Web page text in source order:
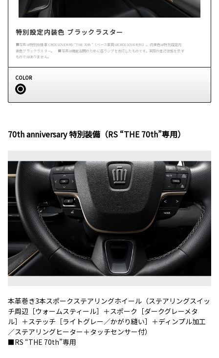
特別設定内装色 ブラックラスター
■写真は特別仕様車 CROSSOVER RS “THE 70th”（ベース車両はCROSSOVER RS）。内装色は特別設定内
装色ブラックラスター。 ■写真は機能説明のために各ランプを点灯したものです。実際の走行状態を示す
ものではありません。
COLOR
70th anniversary 特別装備（RS “THE 70th”専用）
本革巻き3本スポークステアリングホイール（ステアリングスイッ
チ周辺［ウォームスティール］＋スポーク［ダークグレーメタ
ル］＋ステッチ［ライトグレー／かがり縫い］＋ディンプル加工
／ステアリングヒーター＋タッチセンサー付）
■RS “THE 70th”専用